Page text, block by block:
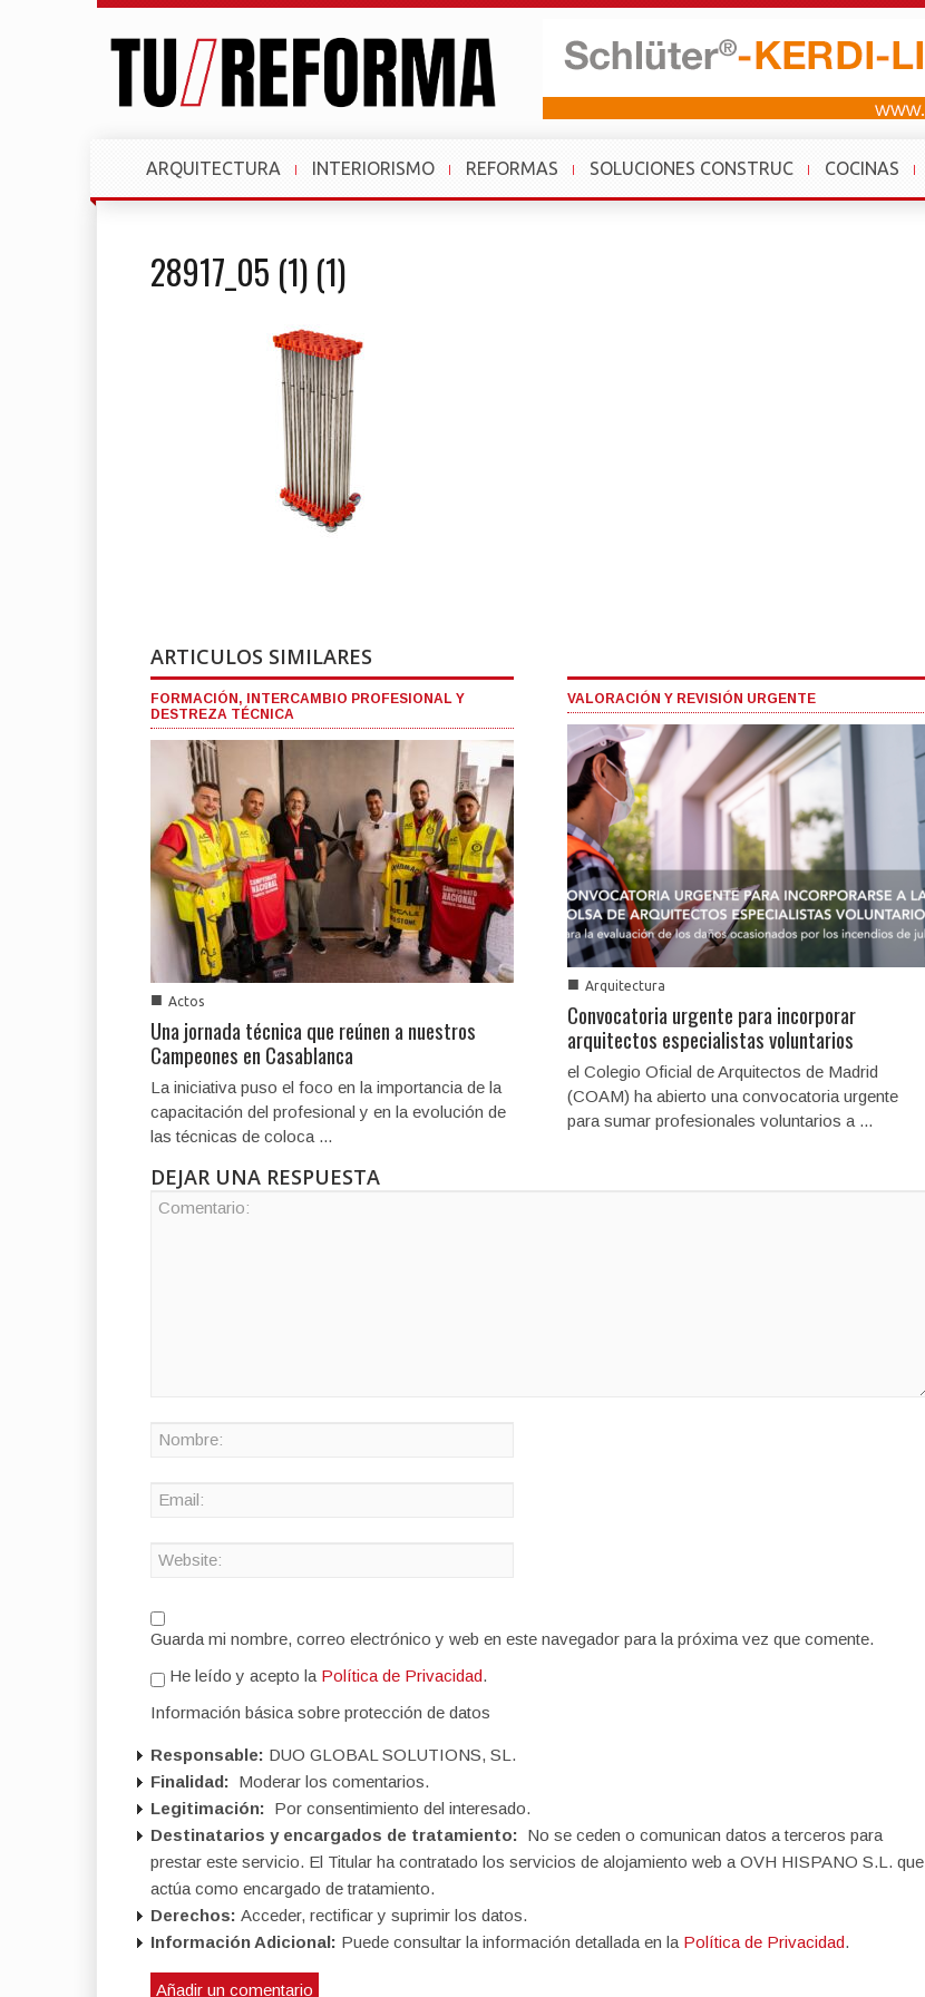
ARQUITECTURA INTERIORISMO REFORMAS SOLUCIONES CONSTRUC COCINAS
28917_05 (1) (1)
ARTICULOS SIMILARES
FORMACIÓN, INTERCAMBIO PROFESIONAL Y
DESTREZA TÉCNICA
■ Actos
Una jornada técnica que reúnen a nuestros
Campeones en Casablanca
La iniciativa puso el foco en la importancia de la
capacitación del profesional y en la evolución de
las técnicas de coloca ...
VALORACIÓN Y REVISIÓN URGENTE
■ Arquitectura
Convocatoria urgente para incorporar
arquitectos especialistas voluntarios
el Colegio Oficial de Arquitectos de Madrid
(COAM) ha abierto una convocatoria urgente
para sumar profesionales voluntarios a ...
DEJAR UNA RESPUESTA
Guarda mi nombre, correo electrónico y web en este navegador para la próxima vez que comente.
He leído y acepto la Política de Privacidad.
Información básica sobre protección de datos
Responsable: DUO GLOBAL SOLUTIONS, SL.
Finalidad: Moderar los comentarios.
Legitimación: Por consentimiento del interesado.
Destinatarios y encargados de tratamiento: No se ceden o comunican datos a terceros para
prestar este servicio. El Titular ha contratado los servicios de alojamiento web a OVH HISPANO S.L. que
actúa como encargado de tratamiento.
Derechos: Acceder, rectificar y suprimir los datos.
Información Adicional: Puede consultar la información detallada en la Política de Privacidad.